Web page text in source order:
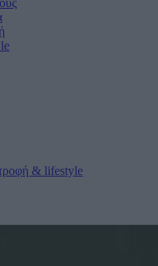
& lifestyle